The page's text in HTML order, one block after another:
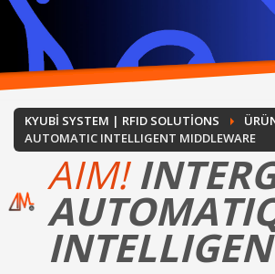
KYUBI SYSTEM | RFID SOLUTIONS
AUTOMATIC INTELLIGENT MIDDLEWARE
AIM!